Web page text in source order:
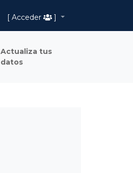
[ Acceder
]
Actualiza tus
datos